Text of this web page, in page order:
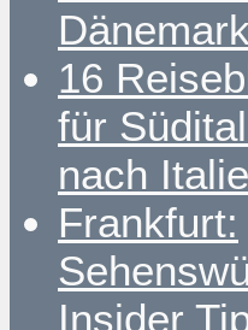
16
für
nach
Frankfurt:
Insider